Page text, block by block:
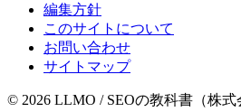
編集方針
このサイトについて
お問い合わせ
サイトマップ
© 2026 LLMO / SEOの教科書（株